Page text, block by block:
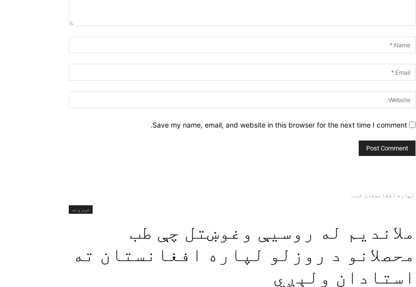
Save my name, email, and website in this browser for the next time I comment.